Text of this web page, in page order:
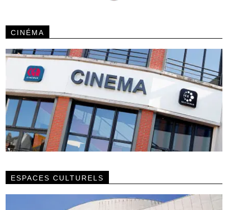
CINÉMA
ESPACES CULTURELS